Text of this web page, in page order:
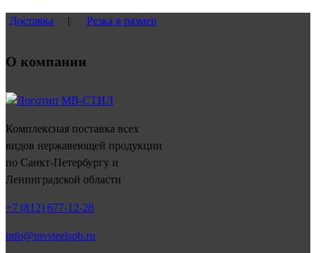
Доставка Резка в размер
О компании
Комплексная поставка всех
видов нержавеющей продукции
по Санкт-Петербургу и
Ленинградской области
+7 (812) 677-12-28
info@mvsteelspb.ru